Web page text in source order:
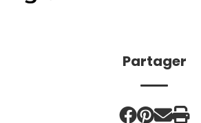
Partager